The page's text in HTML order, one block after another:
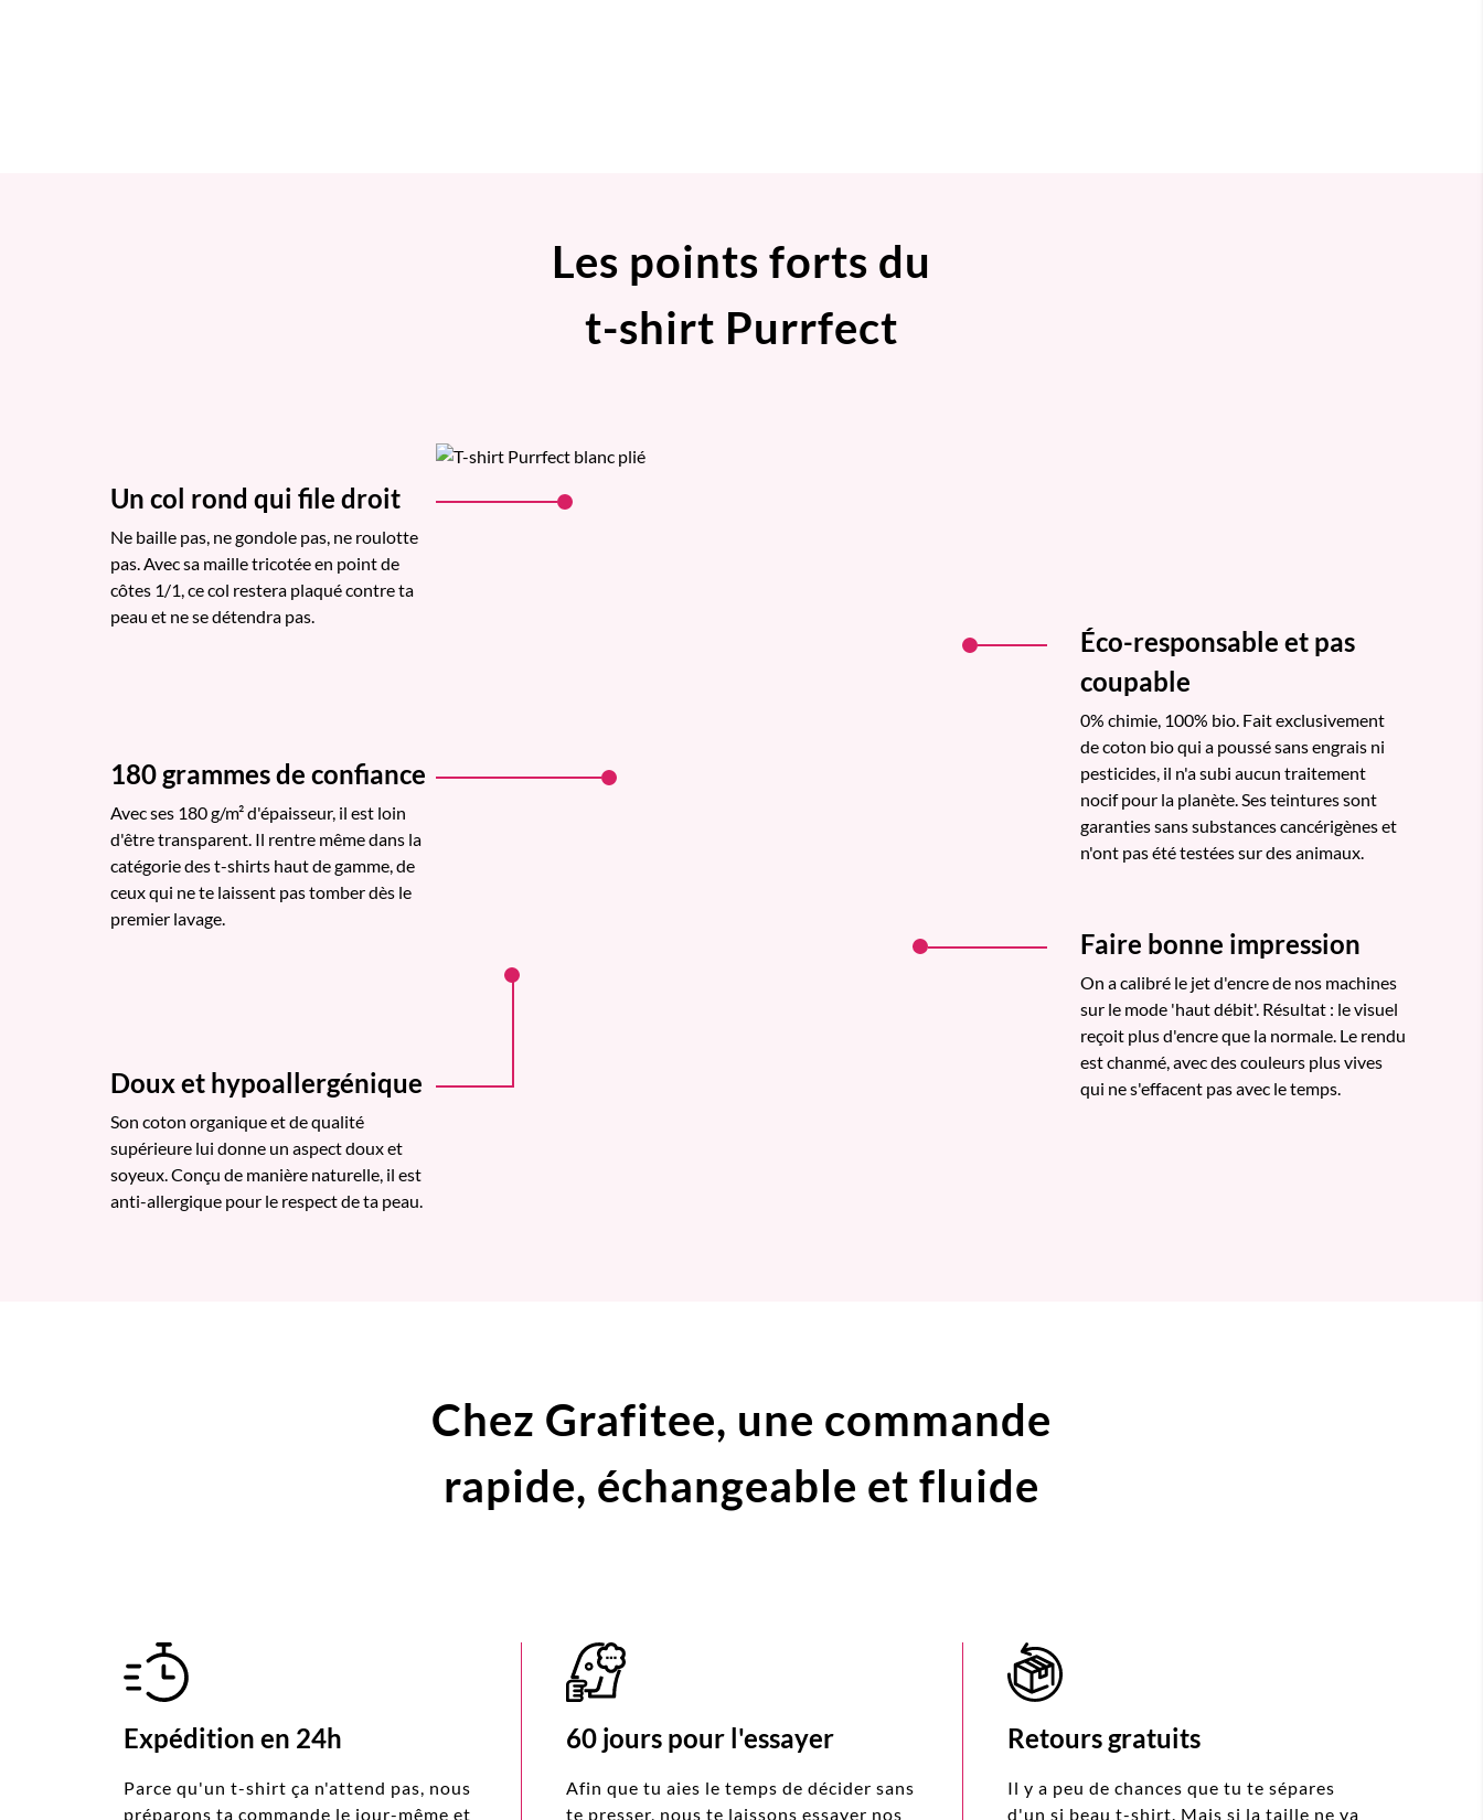
Les points forts du
t-shirt Purrfect
Un col rond qui file droit
Ne baille pas, ne gondole pas, ne roulotte
pas. Avec sa maille tricotée en point de
côtes 1/1, ce col restera plaqué contre ta
peau et ne se détendra pas.
Éco-responsable et pas
coupable
0% chimie, 100% bio. Fait exclusivement
de coton bio qui a poussé sans engrais ni
pesticides, il n'a subi aucun traitement
nocif pour la planète. Ses teintures sont
garanties sans substances cancérigènes et
n'ont pas été testées sur des animaux.
180 grammes de confiance
Avec ses 180 g/m² d'épaisseur, il est loin
d'être transparent. Il rentre même dans la
catégorie des t-shirts haut de gamme, de
ceux qui ne te laissent pas tomber dès le
premier lavage.
Faire bonne impression
On a calibré le jet d'encre de nos machines
sur le mode 'haut débit'. Résultat : le visuel
reçoit plus d'encre que la normale. Le rendu
est chanmé, avec des couleurs plus vives
qui ne s'effacent pas avec le temps.
Doux et hypoallergénique
Son coton organique et de qualité
supérieure lui donne un aspect doux et
soyeux. Conçu de manière naturelle, il est
anti-allergique pour le respect de ta peau.
Chez Grafitee, une commande
rapide, échangeable et fluide
Expédition en 24h
Parce qu'un t-shirt ça n'attend pas, nous
préparons ta commande le jour-même et
60 jours pour l'essayer
Afin que tu aies le temps de décider sans
te presser, nous te laissons essayer nos
Retours gratuits
Il y a peu de chances que tu te sépares
d'un si beau t-shirt. Mais si la taille ne va